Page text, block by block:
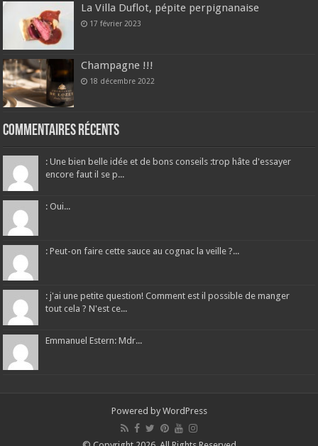
La Villa Duflot, pépite perpignanaise
17 février 2023
Champagne !!!
18 décembre 2022
Commentaires récents
: Une bien belle idée et de bons conseils :trop hâte d'essayer
encore faut il se p...
: Oui...
: Peut-on faire cette sauce au cognac la veille ?...
: j'ai une petite question! Comment est il possible de manger
tout cela ? N'est ce...
Emmanuel Estern: Mdr...
Powered by WordPress